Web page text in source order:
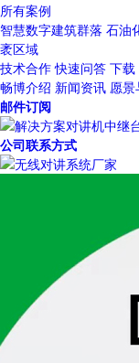
所有案例
智慧数字建筑群落 石油
袤区域
技术合作 快速问答 下载
畅博介绍 新闻资讯 愿
邮件订阅
公司联系方式